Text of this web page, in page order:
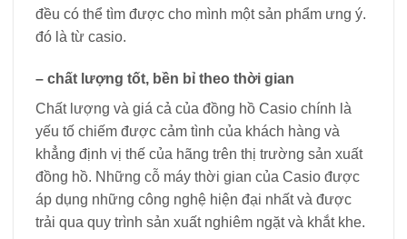
đều có thể tìm được cho mình một sản phẩm ưng ý.
đó là từ casio.
– chất lượng tốt, bền bỉ theo thời gian
Chất lượng và giá cả của đồng hồ Casio chính là
yếu tố chiếm được cảm tình của khách hàng và
khẳng định vị thế của hãng trên thị trường sản xuất
đồng hồ. Những cỗ máy thời gian của Casio được
áp dụng những công nghệ hiện đại nhất và được
trải qua quy trình sản xuất nghiêm ngặt và khắt khe.